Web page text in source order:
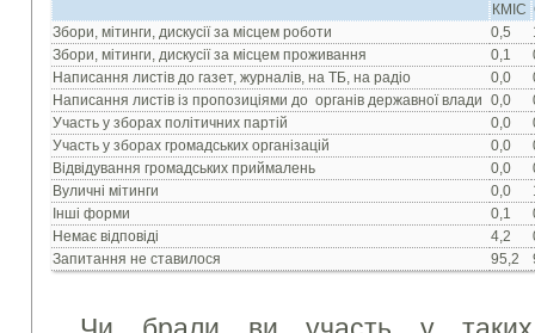
КМІС
Збори, мітинги, дискусії за місцем роботи
0,5
Збори, мітинги, дискусії за місцем проживання
0,1
Написання листів до газет, журналів, на ТБ, на радіо
0,0
Написання листів із пропозиціями до органів державної влади
0,0
Участь у зборах політичних партій
0,0
Участь у зборах громадських організацій
0,0
Відвідування громадських приймалень
0,0
Вуличні мітинги
0,0
Інші форми
0,1
Немає відповіді
4,2
Запитання не ставилося
95,2